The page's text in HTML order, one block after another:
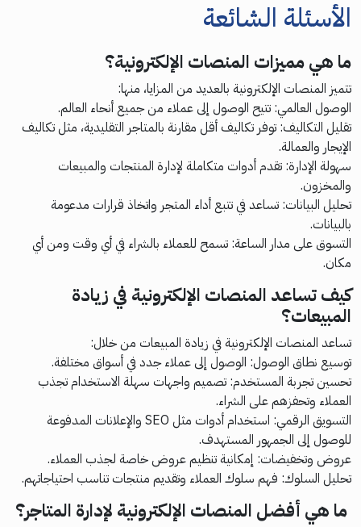
الأسئلة الشائعة
ما هي مميزات المنصات الإلكترونية؟
تتميز المنصات الإلكترونية بالعديد من المزايا، منها:
الوصول العالمي: تتيح الوصول إلى عملاء من جميع أنحاء العالم.
تقليل التكاليف: توفر تكاليف أقل مقارنة بالمتاجر التقليدية، مثل تكاليف
الإيجار والعمالة.
سهولة الإدارة: تقدم أدوات متكاملة لإدارة المنتجات والمبيعات
والمخزون.
تحليل البيانات: تساعد في تتبع أداء المتجر واتخاذ قرارات مدعومة
بالبيانات.
التسوق على مدار الساعة: تسمح للعملاء بالشراء في أي وقت ومن أي
مكان.
كيف تساعد المنصات الإلكترونية في زيادة
المبيعات؟
تساعد المنصات الإلكترونية في زيادة المبيعات من خلال:
توسيع نطاق الوصول: الوصول إلى عملاء جدد في أسواق مختلفة.
تحسين تجربة المستخدم: تصميم واجهات سهلة الاستخدام تجذب
العملاء وتحفزهم على الشراء.
التسويق الرقمي: استخدام أدوات مثل SEO والإعلانات المدفوعة
للوصول إلى الجمهور المستهدف.
عروض وتخفيضات: إمكانية تنظيم عروض خاصة لجذب العملاء.
تحليل السلوك: فهم سلوك العملاء وتقديم منتجات تناسب احتياجاتهم.
ما هي أفضل المنصات الإلكترونية لإدارة المتاجر؟